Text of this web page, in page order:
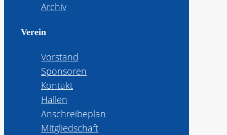
Archiv
Verein
Vorstand
Sponsoren
Kontakt
Hallen
Anschreibeplan
Mitgliedschaft